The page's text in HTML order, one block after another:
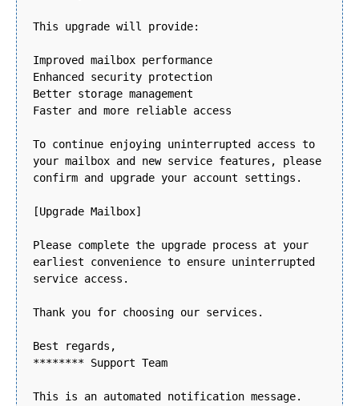
This upgrade will provide:
Improved mailbox performance
Enhanced security protection
Better storage management
Faster and more reliable access
To continue enjoying uninterrupted access to
your mailbox and new service features, please
confirm and upgrade your account settings.
[Upgrade Mailbox]
Please complete the upgrade process at your
earliest convenience to ensure uninterrupted
service access.
Thank you for choosing our services.
Best regards,
******** Support Team
This is an automated notification message.